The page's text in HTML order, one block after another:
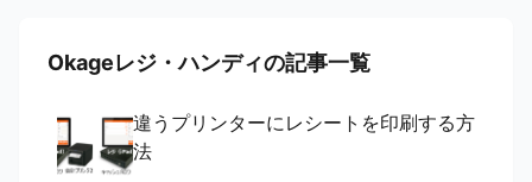
Okageレジ・ハンディの記事一覧
違うプリンターにレシートを印刷する方
法